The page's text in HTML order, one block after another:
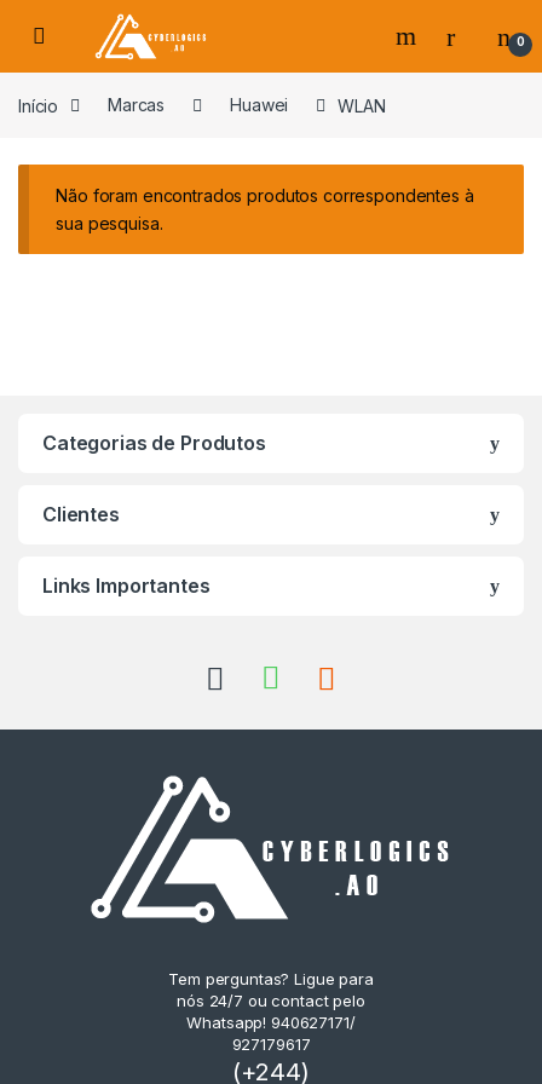
Skip to navigation
0
Início Marcas Huawei WLAN
Não foram encontrados produtos correspondentes à
sua pesquisa.
Categorias de Produtos
Clientes
Links Importantes
Tem perguntas? Ligue para
nós 24/7 ou contact pelo
Whatsapp! 940627171/
927179617
(+244)